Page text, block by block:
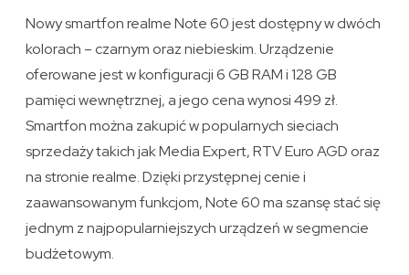
Nowy smartfon realme Note 60 jest dostępny w dwóch
kolorach – czarnym oraz niebieskim. Urządzenie
oferowane jest w konfiguracji 6 GB RAM i 128 GB
pamięci wewnętrznej, a jego cena wynosi 499 zł.
Smartfon można zakupić w popularnych sieciach
sprzedaży takich jak Media Expert, RTV Euro AGD oraz
na stronie realme. Dzięki przystępnej cenie i
zaawansowanym funkcjom, Note 60 ma szansę stać się
jednym z najpopularniejszych urządzeń w segmencie
budżetowym.